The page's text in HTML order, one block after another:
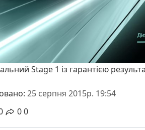
Stage 1 із гарантією
25 серпня 2015р. 19:54
00